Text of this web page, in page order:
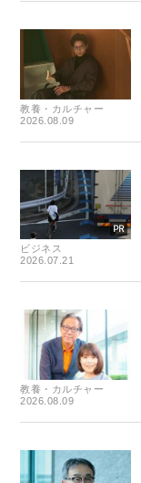
教養・カルチャー
2026.08.09
ビジネス
2026.07.21
教養・カルチャー
2026.08.09